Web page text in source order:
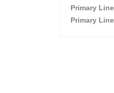
Primary
Primary